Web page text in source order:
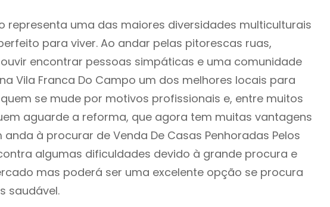
representa uma das maiores diversidades multiculturais
para viver. Ao andar pelas pitorescas ruas,
encontrar pessoas simpáticas e uma comunidade
Vila Franca Do Campo um dos melhores locais para
se mude por motivos profissionais e, entre muitos
aguarde a reforma, que agora tem muitas vantagens
anda à procurar de Venda De Casas Penhoradas Pelos
algumas dificuldades devido à grande procura e
mas poderá ser uma excelente opção se procura
saudável.